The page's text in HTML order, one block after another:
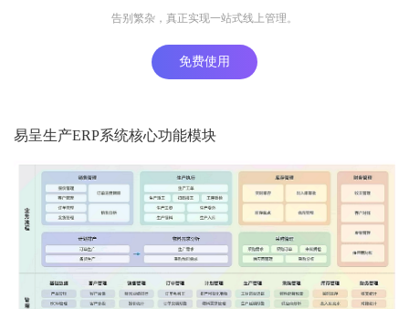
告别繁杂，真正实现一站式线上管理。
免费使用
易呈生产ERP系统核心功能模块